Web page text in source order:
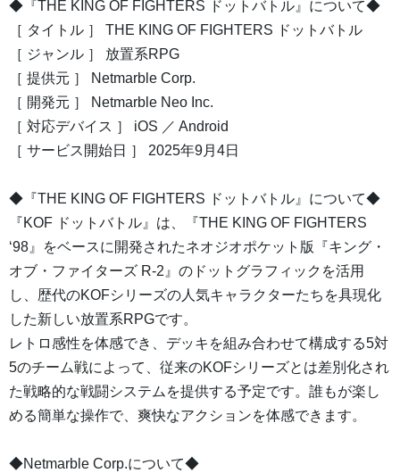
◆『THE KING OF FIGHTERS ドットバトル』について◆
［ タイトル ］ THE KING OF FIGHTERS ドットバトル
［ ジャンル ］ 放置系RPG
［ 提供元 ］ Netmarble Corp.
［ 開発元 ］ Netmarble Neo Inc.
［ 対応デバイス ］ iOS ／ Android
［ サービス開始日 ］ 2025年9月4日
◆『THE KING OF FIGHTERS ドットバトル』について◆
『KOF ドットバトル』は、『THE KING OF FIGHTERS
‘98』をベースに開発されたネオジオポケット版『キング・
オブ・ファイターズ R-2』のドットグラフィックを活用
し、歴代のKOFシリーズの人気キャラクターたちを具現化
した新しい放置系RPGです。
レトロ感性を体感でき、デッキを組み合わせて構成する5対
5のチーム戦によって、従来のKOFシリーズとは差別化され
た戦略的な戦闘システムを提供する予定です。誰もが楽し
める簡単な操作で、爽快なアクションを体感できます。
◆Netmarble Corp.について◆